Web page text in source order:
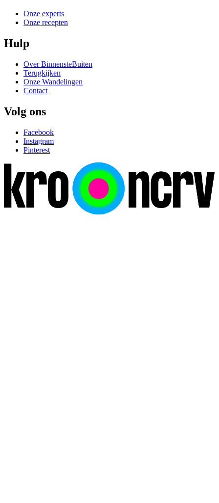
Onze experts
Onze recepten
Hulp
Over BinnensteBuiten
Terugkijken
Onze Wandelingen
Contact
Volg ons
Facebook
Instagram
Pinterest